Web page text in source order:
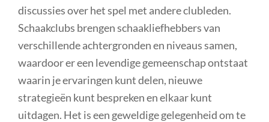
discussies over het spel met andere clubleden.
Schaakclubs brengen schaakliefhebbers van
verschillende achtergronden en niveaus samen,
waardoor er een levendige gemeenschap ontstaat
waarin je ervaringen kunt delen, nieuwe
strategieën kunt bespreken en elkaar kunt
uitdagen. Het is een geweldige gelegenheid om te